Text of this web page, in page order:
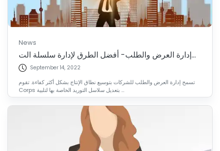
News
إدارة العرض والطلب- أفضل الطرق لإدارة سلسلة الت...
September 14, 2022
تسمح إدارة العرض والطلب للشركات بتوسيع نطاق الإنتاج بشكل أكثر كفاءة. تقوم
Corps بتعديل سلاسل التوريد الخاصة بها لتلبية ...